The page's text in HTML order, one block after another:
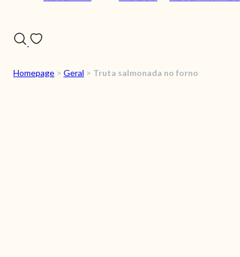
Homepage > Geral > Truta salmonada no forno